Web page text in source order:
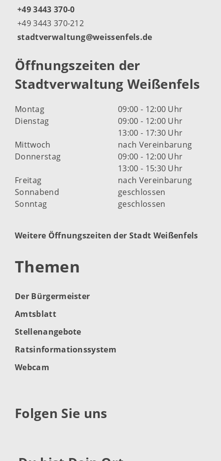
+49 3443 370-0
+49 3443 370-212
stadtverwaltung@weissenfels.de
Öffnungszeiten der
Stadtverwaltung Weißenfels
Montag
09:00 - 12:00 Uhr
Dienstag
09:00 - 12:00 Uhr
13:00 - 17:30 Uhr
Mittwoch
nach Vereinbarung
Donnerstag
09:00 - 12:00 Uhr
13:00 - 15:30 Uhr
Freitag
nach Vereinbarung
Sonnabend
geschlossen
Sonntag
geschlossen
Weitere Öffnungszeiten der Stadt Weißenfels
Themen
Der Bürgermeister
Amtsblatt
Stellenangebote
Ratsinformationssystem
Webcam
Folgen Sie uns